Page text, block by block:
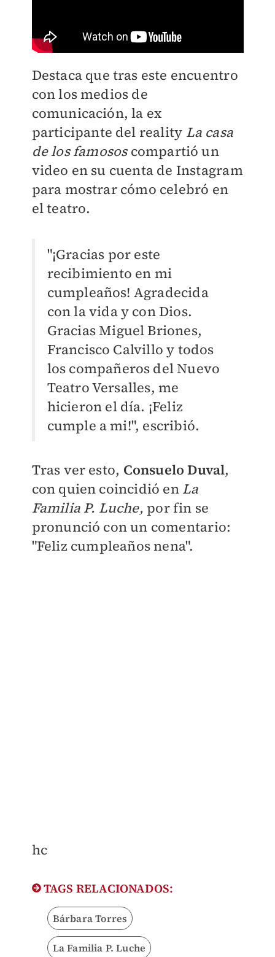
Destaca que tras este encuentro
con los medios de
comunicación, la ex
participante del reality La casa
de los famosos compartió un
video en su cuenta de Instagram
para mostrar cómo celebró en
el teatro.
"¡Gracias por este
recibimiento en mi
cumpleaños! Agradecida
con la vida y con Dios.
Gracias Miguel Briones,
Francisco Calvillo y todos
los compañeros del Nuevo
Teatro Versalles, me
hicieron el día. ¡Feliz
cumple a mi!", escribió.
Tras ver esto, Consuelo Duval,
con quien coincidió en La
Familia P. Luche, por fin se
pronunció con un comentario:
"Feliz cumpleaños nena".
hc
TAGS RELACIONADOS:
Bárbara Torres
La Familia P. Luche